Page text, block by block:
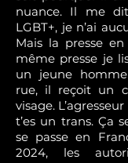
nuance. Il me
LGBT+, je n’ai
Mais la presse
même presse je
un jeune
rue, il reçoit un
visage.
t’es un trans. Ça
se passe en
2024, les